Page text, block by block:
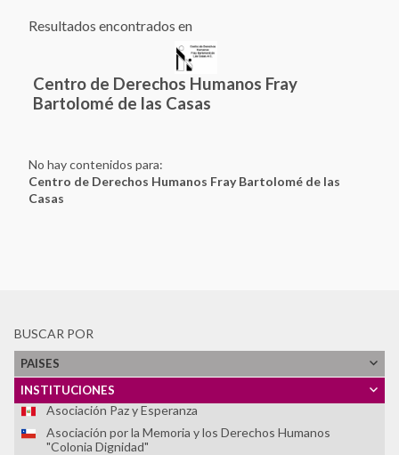
Resultados encontrados en
Centro de Derechos Humanos Fray
Bartolomé de las Casas
No hay contenidos para:
Centro de Derechos Humanos Fray Bartolomé de las
Casas
BUSCAR POR
PAISES
INSTITUCIONES
Ver Todos
Asociación de Familiares de Detenidos Desaparecidos y
Mártires por la Liberación Nacional (ASOFAMD)
Asociación Nacional de Familiares de Secuestrados,
Detenidos y Desaparecidos del Perú (ANFASEP)
Asociación Paz y Esperanza
Asociación por la Memoria y los Derechos Humanos
"Colonia Dignidad"